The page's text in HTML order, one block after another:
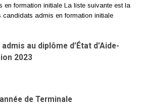
en formation initiale La liste suivante est la
candidats admis en formation initiale
au diplôme d’État d’Aide-
2023
de Terminale